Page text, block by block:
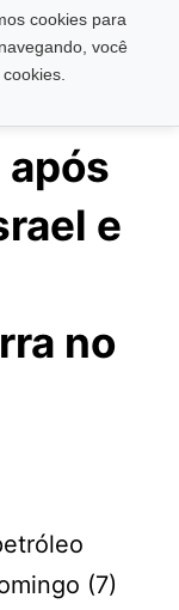
cookies para
você
e
no
(7)